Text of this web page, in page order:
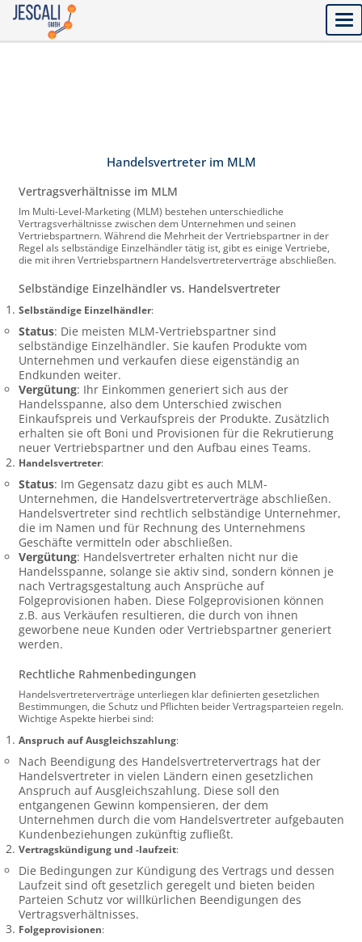
Handelsvertreter im MLM
Vertragsverhältnisse im MLM
Im Multi-Level-Marketing (MLM) bestehen unterschiedliche
Vertragsverhältnisse zwischen dem Unternehmen und seinen
Vertriebspartnern. Während die Mehrheit der Vertriebspartner in der
Regel als selbständige Einzelhändler tätig ist, gibt es einige Vertriebe,
die mit ihren Vertriebspartnern Handelsvertreterverträge abschließen.
Selbständige Einzelhändler vs. Handelsvertreter
Selbständige Einzelhändler:
Status: Die meisten MLM-Vertriebspartner sind
selbständige Einzelhändler. Sie kaufen Produkte vom
Unternehmen und verkaufen diese eigenständig an
Endkunden weiter.
Vergütung: Ihr Einkommen generiert sich aus der
Handelsspanne, also dem Unterschied zwischen
Einkaufspreis und Verkaufspreis der Produkte. Zusätzlich
erhalten sie oft Boni und Provisionen für die Rekrutierung
neuer Vertriebspartner und den Aufbau eines Teams.
Handelsvertreter:
Status: Im Gegensatz dazu gibt es auch MLM-
Unternehmen, die Handelsvertreterverträge abschließen.
Handelsvertreter sind rechtlich selbständige Unternehmer,
die im Namen und für Rechnung des Unternehmens
Geschäfte vermitteln oder abschließen.
Vergütung: Handelsvertreter erhalten nicht nur die
Handelsspanne, solange sie aktiv sind, sondern können je
nach Vertragsgestaltung auch Ansprüche auf
Folgeprovisionen haben. Diese Folgeprovisionen können
z.B. aus Verkäufen resultieren, die durch von ihnen
geworbene neue Kunden oder Vertriebspartner generiert
werden.
Rechtliche Rahmenbedingungen
Handelsvertreterverträge unterliegen klar definierten gesetzlichen
Bestimmungen, die Schutz und Pflichten beider Vertragsparteien regeln.
Wichtige Aspekte hierbei sind:
Anspruch auf Ausgleichszahlung:
Nach Beendigung des Handelsvertretervertrags hat der
Handelsvertreter in vielen Ländern einen gesetzlichen
Anspruch auf Ausgleichszahlung. Diese soll den
entgangenen Gewinn kompensieren, der dem
Unternehmen durch die vom Handelsvertreter aufgebauten
Kundenbeziehungen zukünftig zufließt.
Vertragskündigung und -laufzeit:
Die Bedingungen zur Kündigung des Vertrags und dessen
Laufzeit sind oft gesetzlich geregelt und bieten beiden
Parteien Schutz vor willkürlichen Beendigungen des
Vertragsverhältnisses.
Folgeprovisionen: